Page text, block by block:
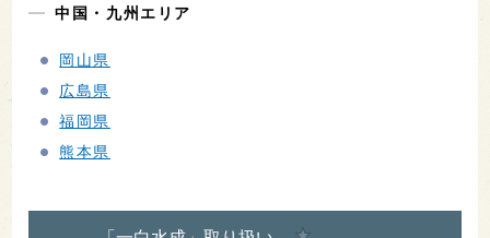
中国・九州エリア
岡山県
広島県
福岡県
熊本県